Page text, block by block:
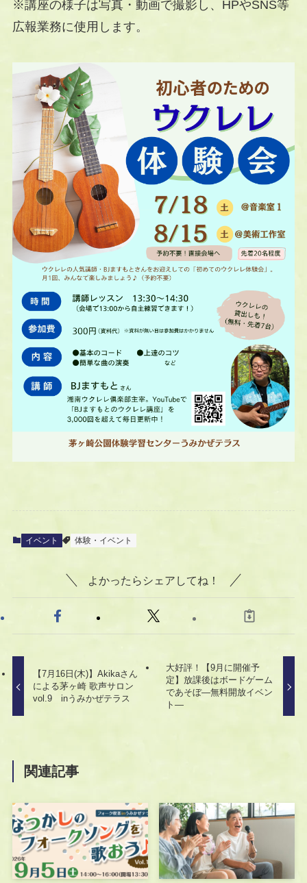
※講座の様子は写真・動画で撮影し、HPやSNS等
広報業務に使用します。
イベント 体験・イベント
よかったらシェアしてね！
【7月16日(木)】Akikaさん
による茅ヶ崎 歌声サロン
vol.9 inうみかぜテラス
大好評！【9月に開催予
定】放課後はボードゲーム
であそぼ―無料開放イベン
ト―
関連記事